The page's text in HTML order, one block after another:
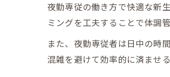
夜勤専従の働き方で快適な新
ミングを工夫することで体調
また、夜勤専従者は日中の時
混雑を避けて効率的に済ませ